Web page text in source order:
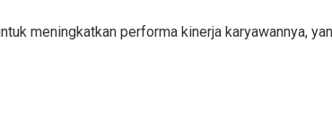
meningkatkan performa kinerja karyawannya,